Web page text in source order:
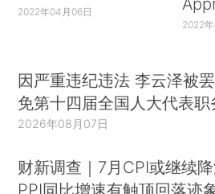
2022年04月06日
2022
因严重违纪违法 李云泽被罢
免第十四届全国人大代表职
2026年08月07日
财新调查｜7月CPI或继续
PPI同比增速有触顶回落迹